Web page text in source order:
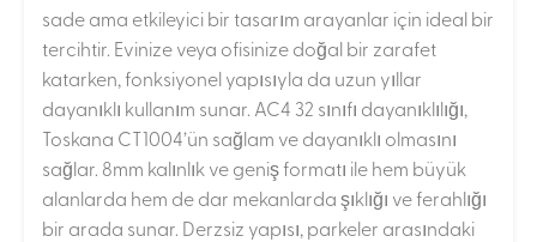
sade ama etkileyici bir tasarım arayanlar için ideal bir
tercihtir. Evinize veya ofisinize doğal bir zarafet
katarken, fonksiyonel yapısıyla da uzun yıllar
dayanıklı kullanım sunar. AC4 32 sınıfı dayanıklılığı,
Toskana CT1004’ün sağlam ve dayanıklı olmasını
sağlar. 8mm kalınlık ve geniş formatı ile hem büyük
alanlarda hem de dar mekanlarda şıklığı ve ferahlığı
bir arada sunar. Derzsiz yapısı, parkeler arasındaki